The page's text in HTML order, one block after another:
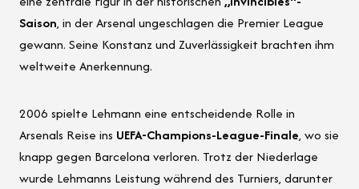
Saison, in der Arsenal ungeschlagen die Premier League
gewann. Seine Konstanz und Zuverlässigkeit brachten ihm
weltweite Anerkennung.
2006 spielte Lehmann eine entscheidende Rolle in
Arsenals Reise ins UEFA-Champions-League-Finale, wo sie
knapp gegen Barcelona verloren. Trotz der Niederlage
wurde Lehmanns Leistung während des Turniers, darunter